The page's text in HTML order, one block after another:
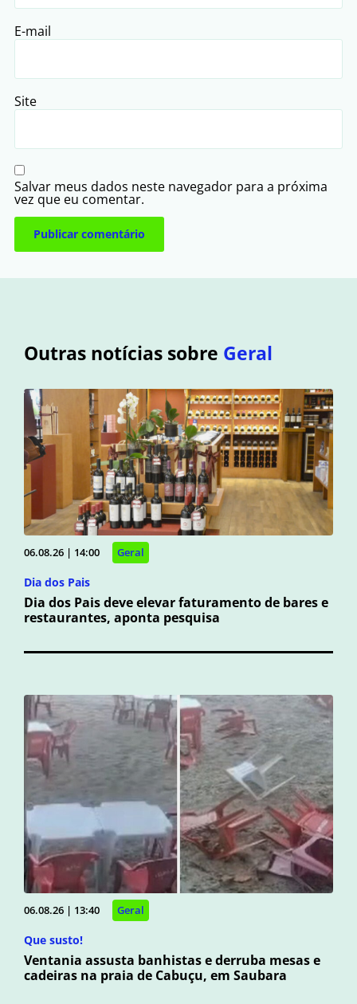
E-mail
Site
Salvar meus dados neste navegador para a próxima
vez que eu comentar.
Outras notícias sobre Geral
06.08.26 | 14:00 Geral
Dia dos Pais
Dia dos Pais deve elevar faturamento de bares e
restaurantes, aponta pesquisa
06.08.26 | 13:40 Geral
Que susto!
Ventania assusta banhistas e derruba mesas e
cadeiras na praia de Cabuçu, em Saubara